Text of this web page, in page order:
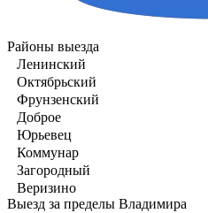
Районы выезда
Ленинский
Октябрьский
Фрунзенский
Доброе
Юрьевец
Коммунар
Загородный
Веризино
Выезд за пределы Владимира